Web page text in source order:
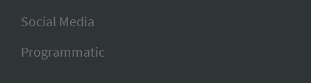
Social Media
Programmatic